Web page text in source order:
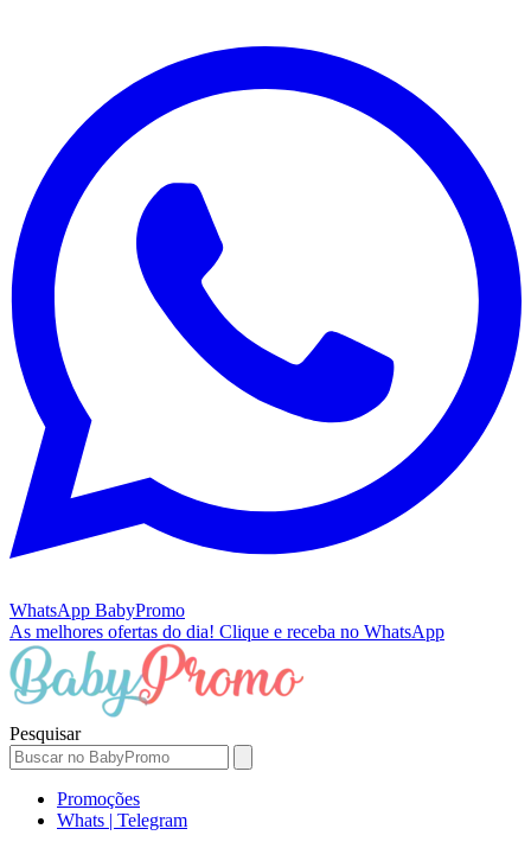
WhatsApp BabyPromo
As melhores ofertas do dia! Clique e receba no WhatsApp
Pesquisar
Promoções
Whats | Telegram